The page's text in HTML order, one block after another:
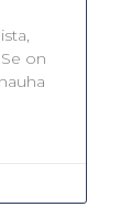
on